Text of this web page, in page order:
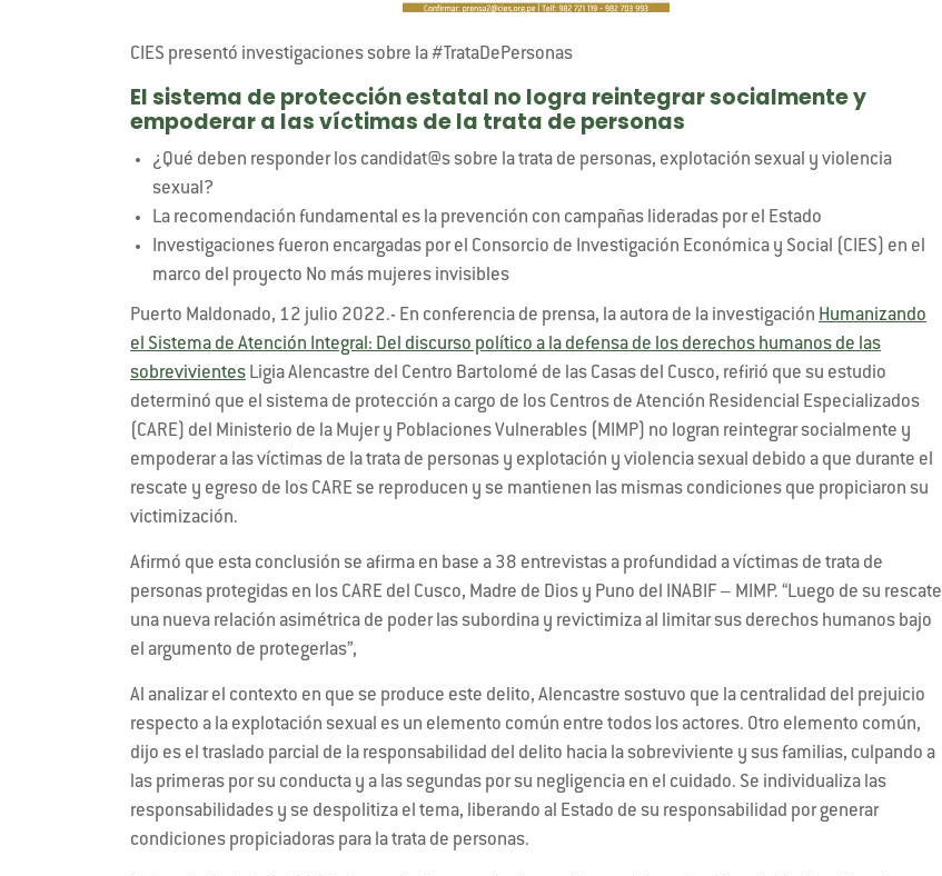
CIES presentó investigaciones sobre la #TrataDePersonas
El sistema de protección estatal no logra reintegrar socialmente y
empoderar a las víctimas de la trata de personas
¿Qué deben responder los candidat@s sobre la trata de personas, explotación sexual y violencia
sexual?
La recomendación fundamental es la prevención con campañas lideradas por el Estado
Investigaciones fueron encargadas por el Consorcio de Investigación Económica y Social (CIES) en el
marco del proyecto No más mujeres invisibles
Puerto Maldonado, 12 julio 2022.- En conferencia de prensa, la autora de la investigación Humanizando
el Sistema de Atención Integral: Del discurso político a la defensa de los derechos humanos de las
sobrevivientes Ligia Alencastre del Centro Bartolomé de las Casas del Cusco, refirió que su estudio
determinó que el sistema de protección a cargo de los Centros de Atención Residencial Especializados
(CARE) del Ministerio de la Mujer y Poblaciones Vulnerables (MIMP) no logran reintegrar socialmente y
empoderar a las víctimas de la trata de personas y explotación y violencia sexual debido a que durante el
rescate y egreso de los CARE se reproducen y se mantienen las mismas condiciones que propiciaron su
victimización.
Afirmó que esta conclusión se afirma en base a 38 entrevistas a profundidad a víctimas de trata de
personas protegidas en los CARE del Cusco, Madre de Dios y Puno del INABIF – MIMP. “Luego de su rescate
una nueva relación asimétrica de poder las subordina y revictimiza al limitar sus derechos humanos bajo
el argumento de protegerlas”,
Al analizar el contexto en que se produce este delito, Alencastre sostuvo que la centralidad del prejuicio
respecto a la explotación sexual es un elemento común entre todos los actores. Otro elemento común,
dijo es el traslado parcial de la responsabilidad del delito hacia la sobreviviente y sus familias, culpando a
las primeras por su conducta y a las segundas por su negligencia en el cuidado. Se individualiza las
responsabilidades y se despolitiza el tema, liberando al Estado de su responsabilidad por generar
condiciones propiciadoras para la trata de personas.